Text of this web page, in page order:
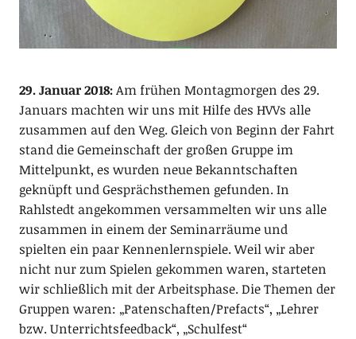
29. Januar 2018:Am frühen Montagmorgen des 29.
Januars machten wir uns mit Hilfe des HVVs alle
zusammen auf den Weg. Gleich von Beginn der Fahrt
stand die Gemeinschaft der großen Gruppe im
Mittelpunkt, es wurden neue Bekanntschaften
geknüpft und Gesprächsthemen gefunden. In
Rahlstedt angekommen versammelten wir uns alle
zusammen in einem der Seminarräume und
spielten ein paar Kennenlernspiele. Weil wir aber
nicht nur zum Spielen gekommen waren, starteten
wir schließlich mit der Arbeitsphase. Die Themen der
Gruppen waren: „Patenschaften/Prefacts“, „Lehrer
bzw. Unterrichtsfeedback“, „Schulfest“